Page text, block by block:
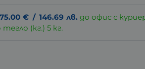
75.00 € / 146.69 лв. до офис с
(кг.) 5 кг.